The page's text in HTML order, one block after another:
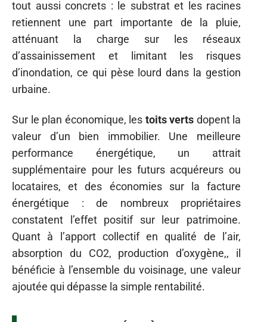
tout aussi concrets : le substrat et les racines
retiennent une part importante de la pluie,
atténuant la charge sur les réseaux
d’assainissement et limitant les risques
d’inondation, ce qui pèse lourd dans la gestion
urbaine.
Sur le plan économique, les toits verts dopent la
valeur d’un bien immobilier. Une meilleure
performance énergétique, un attrait
supplémentaire pour les futurs acquéreurs ou
locataires, et des économies sur la facture
énergétique : de nombreux propriétaires
constatent l’effet positif sur leur patrimoine.
Quant à l’apport collectif en qualité de l’air,
absorption du CO2, production d’oxygène,, il
bénéficie à l’ensemble du voisinage, une valeur
ajoutée qui dépasse la simple rentabilité.